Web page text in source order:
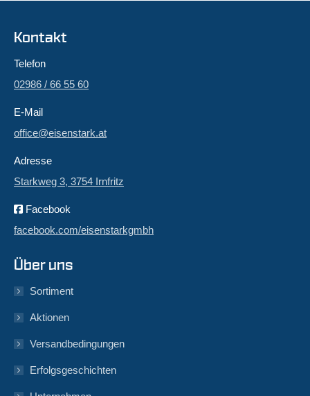
Kontakt
Telefon
02986 / 66 55 60
E-Mail
office@eisenstark.at
Adresse
Starkweg 3, 3754 Irnfritz
Facebook
facebook.com/eisenstarkgmbh
Über uns
Sortiment
Aktionen
Versandbedingungen
Erfolgsgeschichten